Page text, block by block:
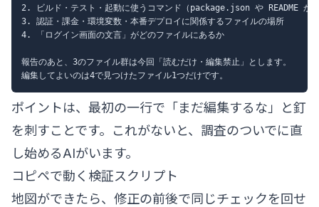
2. ビルド・テスト・起動に使うコマンド（package.json や README か
3. 認証・課金・環境変数・本番デプロイに関係するファイルの場所
4. 「ログイン画面の文言」がどのファイルにあるか
報告のあと、3のファイル群は今回「読むだけ・編集禁止」とします。
ポイントは、最初の一行で「まだ編集するな」と釘
を刺すことです。これがないと、調査のついでに直
し始めるAIがいます。
コピペで動く検証スクリプト
地図ができたら、修正の前後で同じチェックを回せ